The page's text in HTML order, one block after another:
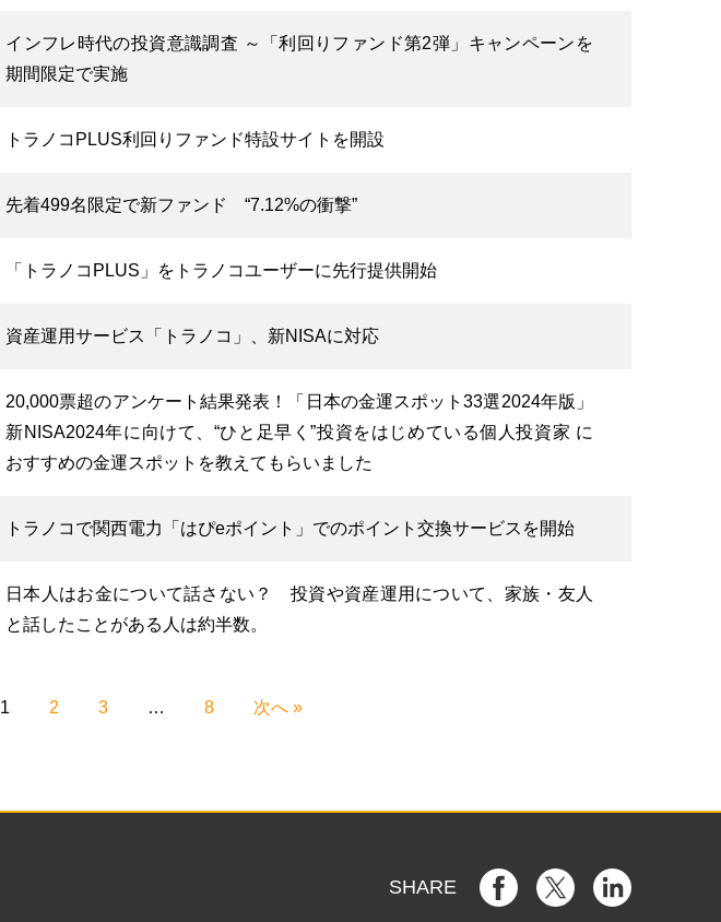
インフレ時代の投資意識調査 ～「利回りファンド第2弾」キャンペーンを
期間限定で実施
トラノコPLUS利回りファンド特設サイトを開設
先着499名限定で新ファンド “7.12%の衝撃”
「トラノコPLUS」をトラノコユーザーに先行提供開始
資産運用サービス「トラノコ」、新NISAに対応
20,000票超のアンケート結果発表！「日本の金運スポット33選2024年版」
新NISA2024年に向けて、“ひと足早く”投資をはじめている個人投資家 に
おすすめの金運スポットを教えてもらいました
トラノコで関西電力「はぴeポイント」でのポイント交換サービスを開始
日本人はお金について話さない？ 投資や資産運用について、家族・友人
と話したことがある人は約半数。
1 2 3 … 8 次へ »
SHARE